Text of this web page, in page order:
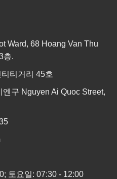
Ward, 68 Hoang Van Thu
층.
티거리 45호
구 Nguyen Ai Quoc Street,
토요일: 07:30 - 12:00